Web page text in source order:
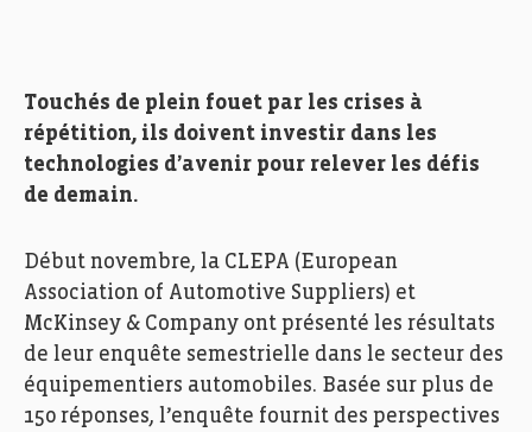
Touchés de plein fouet par les crises à
répétition, ils doivent investir dans les
technologies d’avenir pour relever les défis
de demain.
Début novembre, la CLEPA (European
Association of Automotive Suppliers) et
McKinsey & Company ont présenté les résultats
de leur enquête semestrielle dans le secteur des
équipementiers automobiles. Basée sur plus de
150 réponses, l’enquête fournit des perspectives